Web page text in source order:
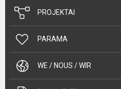
PROJEKTAI
PARAMA
WE / NOUS / WIR